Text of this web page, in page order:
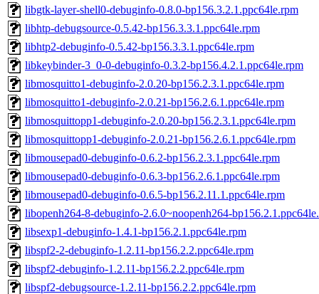
libgtk-layer-shell0-debuginfo-0.8.0-bp156.3.2.1.ppc64le.rpm
libhtp-debugsource-0.5.42-bp156.3.3.1.ppc64le.rpm
libhtp2-debuginfo-0.5.42-bp156.3.3.1.ppc64le.rpm
libkeybinder-3_0-0-debuginfo-0.3.2-bp156.4.2.1.ppc64le.rpm
libmosquitto1-debuginfo-2.0.20-bp156.2.3.1.ppc64le.rpm
libmosquitto1-debuginfo-2.0.21-bp156.2.6.1.ppc64le.rpm
libmosquittopp1-debuginfo-2.0.20-bp156.2.3.1.ppc64le.rpm
libmosquittopp1-debuginfo-2.0.21-bp156.2.6.1.ppc64le.rpm
libmousepad0-debuginfo-0.6.2-bp156.2.3.1.ppc64le.rpm
libmousepad0-debuginfo-0.6.3-bp156.2.6.1.ppc64le.rpm
libmousepad0-debuginfo-0.6.5-bp156.2.11.1.ppc64le.rpm
libopenh264-8-debuginfo-2.6.0~noopenh264-
libsexp1-debuginfo-1.4.1-bp156.2.1.ppc64le.rpm
libspf2-2-debuginfo-1.2.11-bp156.2.2.ppc64le.rpm
libspf2-debuginfo-1.2.11-bp156.2.2.ppc64le.rpm
libspf2-debugsource-1.2.11-bp156.2.2.ppc64le.rpm